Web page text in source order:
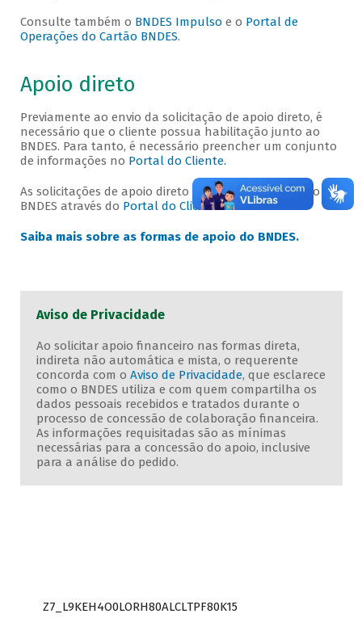
Consulte também o BNDES Impulso e o Portal de
Operações do Cartão BNDES.
Apoio direto
Previamente ao envio da solicitação de apoio direto, é
necessário que o cliente possua habilitação junto ao
BNDES. Para tanto, é necessário preencher um conjunto
de informações no Portal do Cliente.
As solicitações de apoio direto devem ser enviadas ao
BNDES através do Portal do Cliente.
Saiba mais sobre as formas de apoio do BNDES.
Aviso de Privacidade
Ao solicitar apoio financeiro nas formas direta,
indireta não automática e mista, o requerente
concorda com o Aviso de Privacidade, que esclarece
como o BNDES utiliza e com quem compartilha os
dados pessoais recebidos e tratados durante o
processo de concessão de colaboração financeira.
As informações requisitadas são as mínimas
necessárias para a concessão do apoio, inclusive
para a análise do pedido.
Z7_L9KEH4O0LORH80ALCLTPF80K15